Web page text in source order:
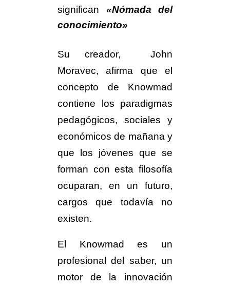
significan «Nómada del
conocimiento»
Su creador, John
Moravec, afirma que el
concepto de Knowmad
contiene los paradigmas
pedagógicos, sociales y
económicos de mañana y
que los jóvenes que se
forman con esta filosofía
ocuparan, en un futuro,
cargos que todavía no
existen.
El Knowmad es un
profesional del saber, un
motor de la innovación